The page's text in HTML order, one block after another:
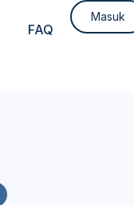
FAQ
Masuk